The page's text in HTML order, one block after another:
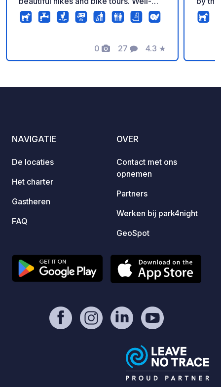
maintained pitches with electrical
hookups and a waste disposal/refill
including toilets; showers can be
booked separately.
0
Foto's
27
Commentaren
4.3
Beoordeling
★
ordered
offers
NAVIGATIE
De locaties
Het charter
Gastheren
FAQ
OVER
Contact met ons
opnemen
Partners
Werken bij park4night
GeoSpot